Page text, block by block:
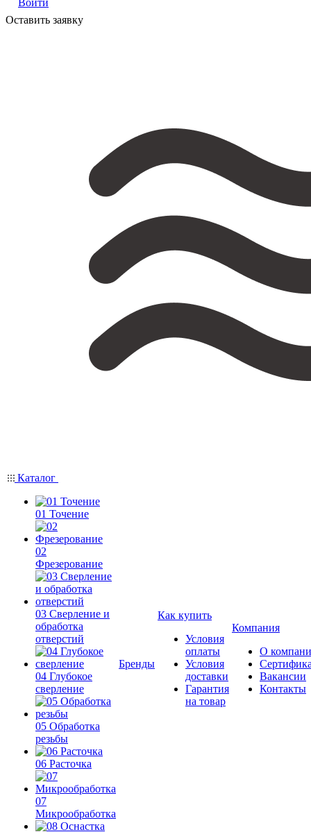
Войти
Оставить заявку
Каталог
01 Точение
02
Фрезерование
03 Сверление и
обработка
отверстий
04 Глубокое
сверление
05 Обработка
резьбы
06 Расточка
07
Микрообработка
Бренды
Как купить
Условия
оплаты
Условия
доставки
Гарантия
на товар
Компания
О
Вакансии
Контакты